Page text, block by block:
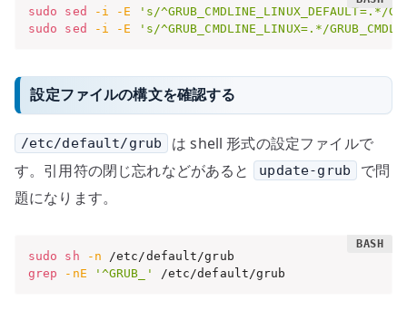
sudo sed -i -E
's/^GRUB_CMDLINE_LINUX_DEFAULT=.*/
sudo
sed -i -E 's/^GRUB_CMDLINE_LINUX=.*/
設定ファイルの構文を確認する
/etc/default/grub
は shell 形式の設定ファイルで
す。引用符の閉じ忘れなどがあると
update-grub
で問
題になります。
sudo sh -n
grep
-nE '^GRUB_' /etc/default/grub